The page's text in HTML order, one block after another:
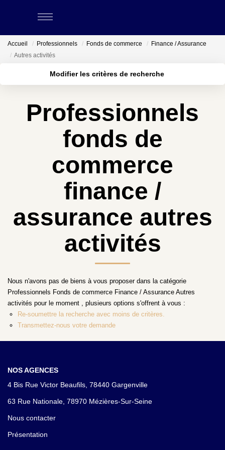
ESTIMER
BIENS VENDUS
NOS CABINETS
Qui Sommes-Nous
Nos Actualités
CONTACT
Accueil Professionnels Fonds de commerce
Finance / Assurance
Autres activités
Modifier les critères de recherche
Plus de critères Créer une alerte
Professionnels
fonds de
commerce
finance /
assurance autres
activités
Nous n'avons pas de biens à vous proposer dans la catégorie
Professionnels Fonds de commerce Finance / Assurance Autres
activités pour le moment , plusieurs options s'offrent à vous :
Re-soumettre la recherche avec moins de critères.
Transmettez-nous votre demande
NOS AGENCES
4 Bis Rue Victor Beaufils, 78440 Gargenville
63 Rue Nationale, 78970 Mézières-Sur-Seine
Nous contacter
Présentation